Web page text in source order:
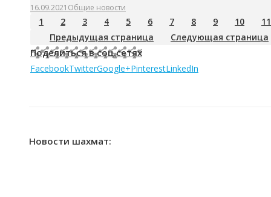
16.09.2021 Общие новости
1 2 3 4 5 6 7 8 9 10
11
Предыдущая страница
Следующая страница
Поделиться в соц.сетях
FacebookTwitterGoogle+PinterestLinkedIn
Новости шахмат: